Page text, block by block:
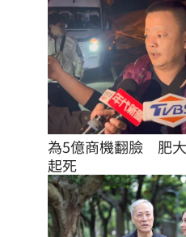
為5億商機翻臉　肥
起死